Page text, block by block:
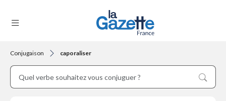
THÉMATIQUES
Conjugaison caporaliser